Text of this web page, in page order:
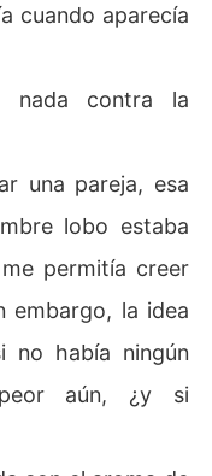
cuando aparecía
nada contra la
una pareja, esa
lobo estaba
permitía creer
embargo, la idea
no había ningún
aún, ¿y si